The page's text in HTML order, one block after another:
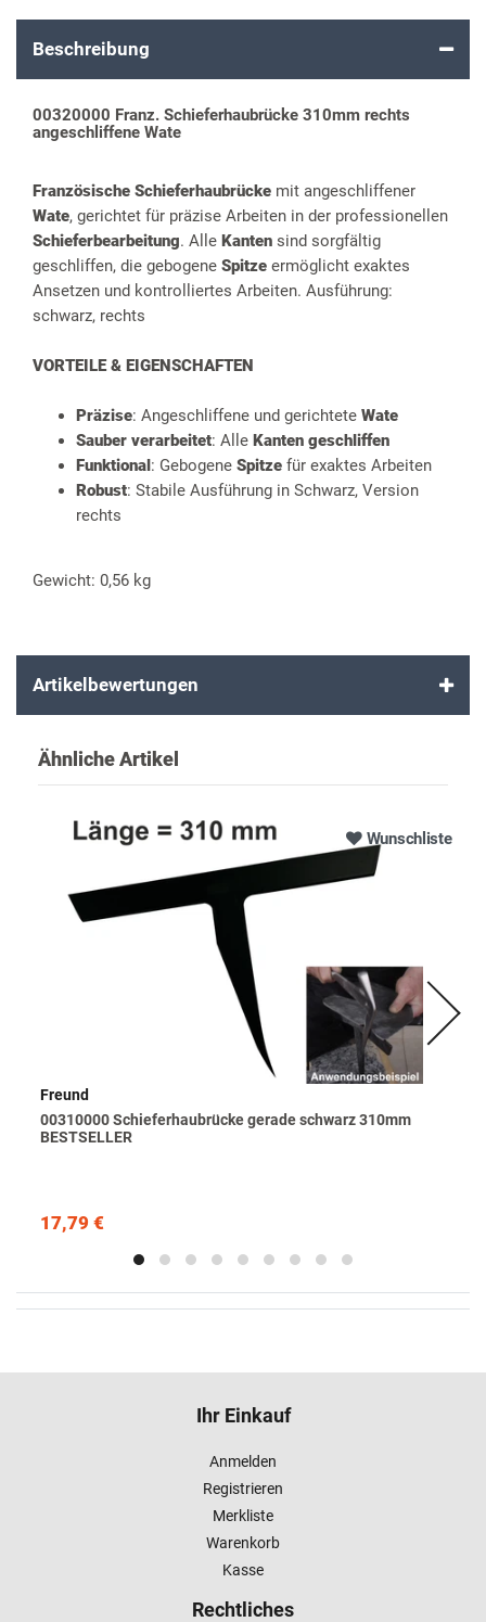
Beschreibung
00320000 Franz. Schieferhaubrücke 310mm rechts
angeschliffene Wate
Französische Schieferhaubrücke mit angeschliffener
Wate, gerichtet für präzise Arbeiten in der professionellen
Schieferbearbeitung. Alle Kanten sind sorgfältig
geschliffen, die gebogene Spitze ermöglicht exaktes
Ansetzen und kontrolliertes Arbeiten. Ausführung:
schwarz, rechts
VORTEILE & EIGENSCHAFTEN
Präzise: Angeschliffene und gerichtete Wate
Sauber verarbeitet: Alle Kanten geschliffen
Funktional: Gebogene Spitze für exaktes Arbeiten
Robust: Stabile Ausführung in Schwarz, Version
rechts
Gewicht: 0,56 kg
Artikelbewertungen
Ähnliche Artikel
Wunschliste
Freund
00310000 Schieferhaubrücke gerade schwarz 310mm
BESTSELLER
17,79 €
Ihr Einkauf
Anmelden
Registrieren
Merkliste
Warenkorb
Kasse
Rechtliches